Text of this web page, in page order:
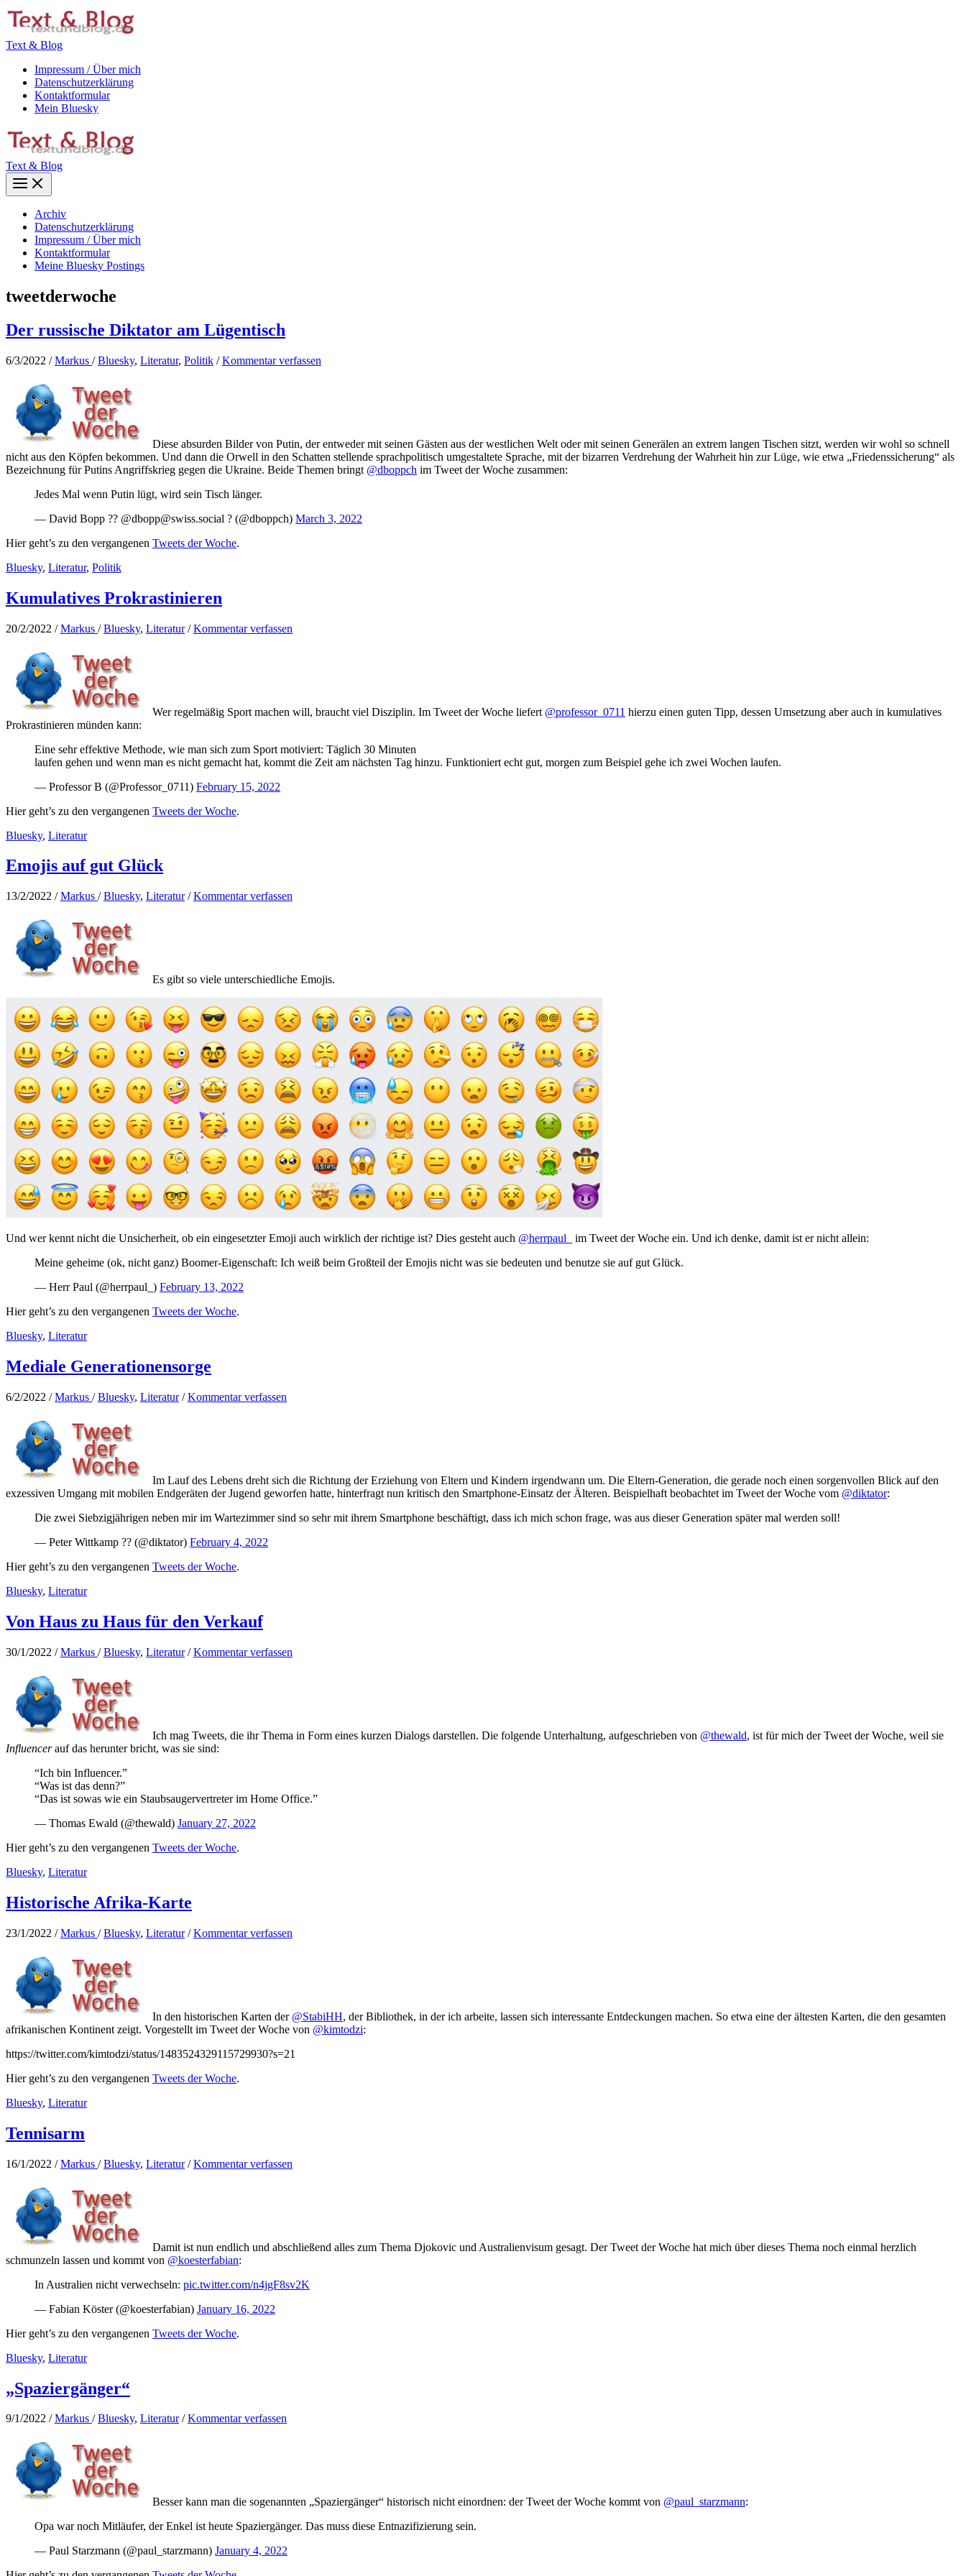
Zum
Inhalt
Text & Blog
Impressum / Über mich
Datenschutzerklärung
Kontaktformular
Mein Bluesky
Text & Blog
Main
Menu
Archiv
Datenschutzerklärung
Impressum / Über mich
Kontaktformular
Meine Bluesky Postings
tweetderwoche
Der russische Diktator am Lügentisch
6/3/2022 /Markus /Bluesky, Literatur, Politik /Kommentar verfassen
Diese absurden Bilder von Putin, der entweder mit seinen Gästen aus der westlichen Welt oder mit seinen Generälen an extrem langen Tischen sitzt, werden wir wohl so schnell
nicht aus den Köpfen bekommen. Und dann die Orwell in den Schatten stellende sprachpolitisch umgestaltete Sprache, mit der bizarren Verdrehung der Wahrheit hin zur Lüge, wie etwa „Friedenssicherung“ als
Bezeichnung für Putins Angriffskrieg gegen die Ukraine. Beide Themen bringt @dboppch im Tweet der Woche zusammen:
Jedes Mal wenn Putin lügt, wird sein Tisch länger.
— David Bopp ?? @dbopp@swiss.social ? (@dboppch) March 3, 2022
Hier geht’s zu den vergangenen Tweets der Woche.
Bluesky, Literatur, Politik
Kumulatives Prokrastinieren
20/2/2022 /Markus /Bluesky, Literatur/Kommentar verfassen
Wer regelmäßig Sport machen will, braucht viel Disziplin. Im Tweet der Woche liefert @professor_0711 hierzu einen guten Tipp, dessen Umsetzung aber auch in kumulatives
Prokrastinieren münden kann:
Eine sehr effektive Methode, wie man sich zum Sport motiviert: Täglich 30 Minuten
laufen gehen und wenn man es nicht gemacht hat, kommt die Zeit am nächsten Tag hinzu. Funktioniert echt gut, morgen zum Beispiel gehe ich zwei Wochen laufen.
— Professor B (@Professor_0711) February 15, 2022
Hier geht’s zu den vergangenen Tweets der Woche.
Bluesky, Literatur
Emojis auf gut Glück
13/2/2022 /Markus /Bluesky, Literatur/Kommentar verfassen
Es gibt so viele unterschiedliche Emojis.
Und wer kennt nicht die Unsicherheit, ob ein eingesetzter Emoji auch wirklich der richtige ist? Dies gesteht auch @herrpaul_
im Tweet der Woche ein. Und ich denke, damit ist er nicht allein:
Meine geheime (ok, nicht ganz) Boomer-Eigenschaft: Ich weiß beim Großteil der Emojis nicht was sie bedeuten und benutze sie auf gut Glück.
— Herr Paul (@herrpaul_) February 13, 2022
Hier geht’s zu den vergangenen Tweets der Woche.
Bluesky, Literatur
Mediale Generationensorge
6/2/2022 /Markus /Bluesky, Literatur/Kommentar verfassen
Im Lauf des Lebens dreht sich die Richtung der Erziehung von Eltern und Kindern irgendwann um. Die Eltern-Generation, die gerade noch einen sorgenvollen Blick auf den
exzessiven Umgang mit mobilen Endgeräten der Jugend geworfen hatte, hinterfragt nun kritisch den Smartphone-Einsatz der Älteren. Beispielhaft beobachtet im Tweet der Woche vom @diktator:
Die zwei Siebzigjährigen neben mir im Wartezimmer sind so sehr mit ihrem Smartphone beschäftigt, dass ich mich schon frage, was aus dieser Generation später mal werden soll!
— Peter Wittkamp ?? (@diktator) February 4, 2022
Hier geht’s zu den vergangenen Tweets der Woche.
Bluesky, Literatur
Von Haus zu Haus für den Verkauf
30/1/2022 /Markus /Bluesky, Literatur/Kommentar verfassen
Ich mag Tweets, die ihr Thema in Form eines kurzen Dialogs darstellen. Die folgende Unterhaltung, aufgeschrieben von @thewald, ist für mich der Tweet der Woche, weil sie
Influencerauf das herunter bricht, was sie sind:
“Ich bin Influencer.”
“Was ist das denn?”
“Das ist sowas wie ein Staubsaugervertreter im Home Office.”
— Thomas Ewald (@thewald) January 27, 2022
Hier geht’s zu den vergangenen Tweets der Woche.
Bluesky, Literatur
Historische Afrika-Karte
23/1/2022 /Markus /Bluesky, Literatur/Kommentar verfassen
In den historischen Karten der @StabiHH, der Bibliothek, in der ich arbeite, lassen sich interessante Entdeckungen machen. So etwa eine der ältesten Karten, die den gesamten
afrikanischen Kontinent zeigt. Vorgestellt im Tweet der Woche von @kimtodzi:
https://twitter.com/kimtodzi/status/1483524329115729930?s=21
Hier geht’s zu den vergangenen Tweets der Woche.
Bluesky, Literatur
Tennisarm
16/1/2022 /Markus /Bluesky, Literatur/Kommentar verfassen
Damit ist nun endlich und abschließend alles zum Thema Djokovic und Australienvisum gesagt. Der Tweet der Woche hat mich über dieses Thema noch einmal herzlich
schmunzeln lassen und kommt von @koesterfabian:
In Australien nicht verwechseln: pic.twitter.com/n4jgF8sv2K
— Fabian Köster (@koesterfabian) January 16, 2022
Hier geht’s zu den vergangenen Tweets der Woche.
Bluesky, Literatur
„Spaziergänger“
9/1/2022 /Markus /Bluesky, Literatur/Kommentar verfassen
Besser kann man die sogenannten „Spaziergänger“ historisch nicht einordnen: der Tweet der Woche kommt von @paul_starzmann:
Opa war noch Mitläufer, der Enkel ist heute Spaziergänger. Das muss diese Entnazifizierung sein.
— Paul Starzmann (@paul_starzmann) January 4, 2022